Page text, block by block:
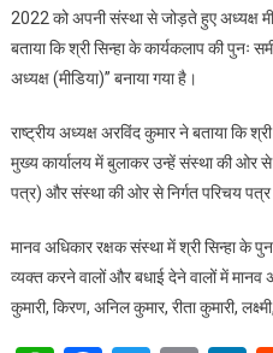
2022 को अपनी संस्था से जोड़ते हुए अध्यक्ष
बताया कि श्री सिन्हा के कार्यकलाप की पुनः
अध्यक्ष (मीडिया)” बनाया गया है।
राष्ट्रीय अध्यक्ष अरविंद कुमार ने बताया कि
मुख्य कार्यालय में बुलाकर उन्हें संस्था की ओर
पत्र) और संस्था की ओर से निर्गत परिचय
मानव अधिकार रक्षक संस्था में श्री सिन्हा के
व्यक्त करने वालों और बधाई देने वालों में मानव
कुमारी, किरण, अनिल कुमार, रीता कुमारी,